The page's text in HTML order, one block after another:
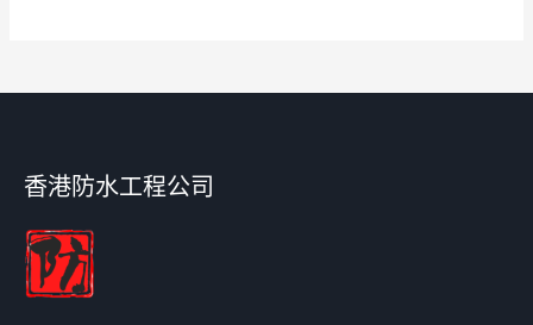
香港防水工程公司